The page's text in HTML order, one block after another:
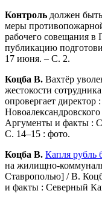
Контроль должен
меры
рабочего совещания в
публикацию
17 июня. – С. 2.
Коцба В. Вахтёр
жестокости
опровергает директор
Аргументы и факты :
С. 14–15 : фото.
Коцба В. Капля рубль
на жилищно-
Ставрополью] / В.
и факты : Северный